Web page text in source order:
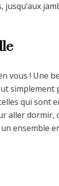
vous ! Une
simplement
qui sont
aller dormir,
ensemble